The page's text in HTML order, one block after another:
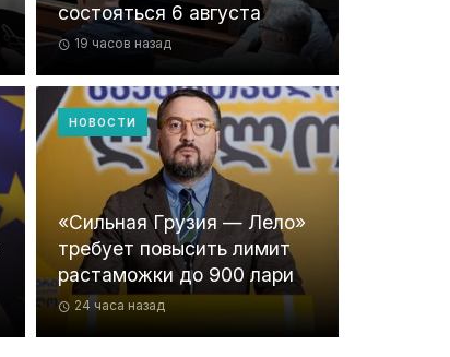
состояться 6 августа
19 часов назад
«Сильная Грузия — Лело»
требует повысить лимит
растаможки до 900 лари
24 часа назад
НОВОСТИ